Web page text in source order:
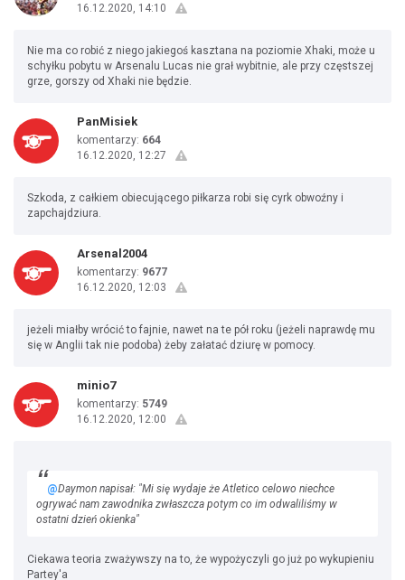
16.12.2020, 14:10
Nie ma co robić z niego jakiegoś kasztana na poziomie Xhaki, może u
schyłku pobytu w Arsenalu Lucas nie grał wybitnie, ale przy częstszej
grze, gorszy od Xhaki nie będzie.
PanMisiek
komentarzy: 664
16.12.2020, 12:27
Szkoda, z całkiem obiecującego piłkarza robi się cyrk obwoźny i
zapchajdziura.
Arsenal2004
komentarzy: 9677
16.12.2020, 12:03
jeżeli miałby wrócić to fajnie, nawet na te pół roku (jeżeli naprawdę mu
się w Anglii tak nie podoba) żeby załatać dziurę w pomocy.
minio7
komentarzy: 5749
16.12.2020, 12:00
@Daymon napisał: "Mi się wydaje że Atletico celowo niechce
ogrywać nam zawodnika zwłaszcza potym co im odwaliliśmy w
ostatni dzień okienka"
Ciekawa teoria zważywszy na to, że wypożyczyli go już po wykupieniu
Partey'a